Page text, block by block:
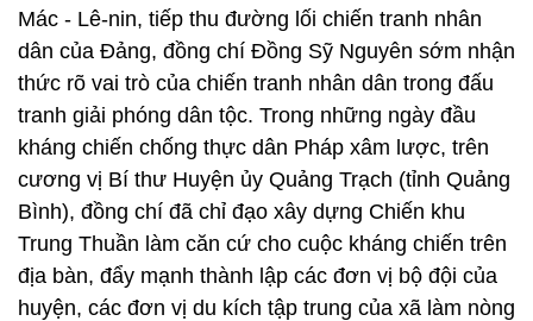
Mác - Lê-nin, tiếp thu đường lối chiến tranh nhân
dân của Đảng, đồng chí Đồng Sỹ Nguyên sớm nhận
thức rõ vai trò của chiến tranh nhân dân trong đấu
tranh giải phóng dân tộc. Trong những ngày đầu
kháng chiến chống thực dân Pháp xâm lược, trên
cương vị Bí thư Huyện ủy Quảng Trạch (tỉnh Quảng
Bình), đồng chí đã chỉ đạo xây dựng Chiến khu
Trung Thuần làm căn cứ cho cuộc kháng chiến trên
địa bàn, đẩy mạnh thành lập các đơn vị bộ đội của
huyện, các đơn vị du kích tập trung của xã làm nòng